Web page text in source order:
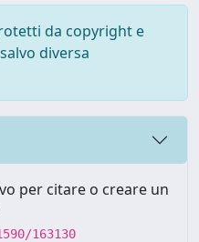
da copyright e
diversa
per citare o creare un
163130